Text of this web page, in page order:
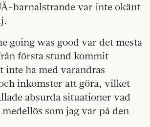
barnalstrande var inte okänt
going was good var det mesta
första stund kommit
inte ha med varandras
inkomster att göra, vilket
absurda situationer vad
som jag var på den